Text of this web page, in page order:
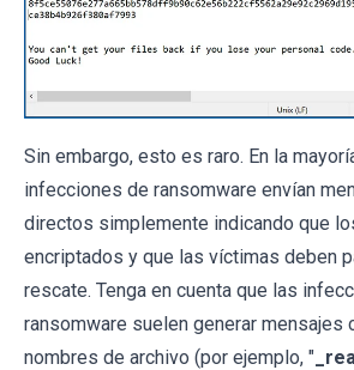
Sin embargo, esto es raro. En la
infecciones de ransomware envían
directos simplemente indicando que
encriptados y que las víctimas deben
rescate. Tenga en cuenta que las
ransomware suelen generar mensajes
nombres de archivo (por ejemplo, "